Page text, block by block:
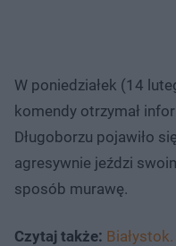
W poniedziałek (14
komendy otrzymał
Długoborzu pojawiło
agresywnie jeździ
sposób murawę.
Czytaj także: